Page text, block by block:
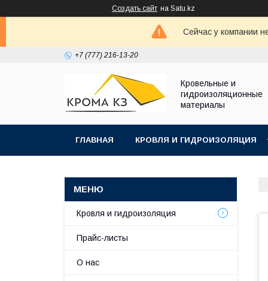
Создать сайт на Satu.kz
Сейчас у компании
+7 (777) 216-13-20
Кровельные и
гидроизоляционные
материалы
ГЛАВНАЯ КРОВЛЯ И ГИДРОИЗОЛЯЦИЯ
Кровля и гидроизоляция
Прайс-листы
О нас